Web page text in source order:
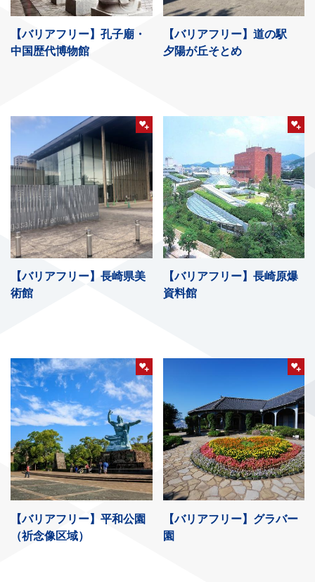
【バリアフリー】孔子廟・
中国歴代博物館
【バリアフリー】道の駅
夕陽が丘そとめ
【バリアフリー】長崎県美
術館
【バリアフリー】長崎原爆
資料館
【バリアフリー】平和公園
（祈念像区域）
【バリアフリー】グラバー
園